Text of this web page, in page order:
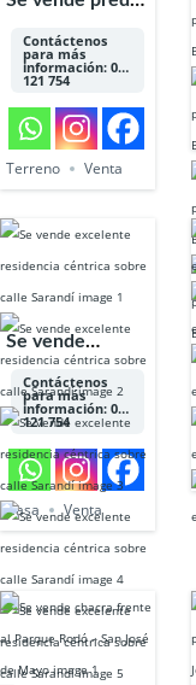
Ruta Nacional
Nº11
Contáctenos
para más
información: 098
121 754
Terreno Venta
Se vende
excelente
residencia
céntrica sobre
calle Sarandí
Contáctenos
para más
información: 098
121 754
Casa Venta